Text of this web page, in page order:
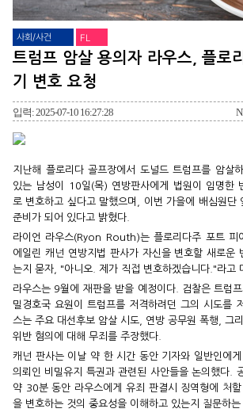
사회/사건 FL
트럼프 암살 용의자 라우스, 플로
기 변호 요청
입력: 2025-07-10 16:27:28
지난해 플로리다 골프장에서 도널드 트럼프를 암살
있는 남성이 10일(목) 연방판사에게 법원이 임명한
로 변호하고 싶다고 말했으며, 이번 가을에 배심원단
준비가 되어 있다고 밝혔다.
라이언 라우스(Ryon Routh)는 플로리다주 포트 피
에일린 캐넌 연방지법 판사가 자신을 변호할 새로운
는지 묻자, "아니오. 제가 직접 변호하겠습니다."라고
라우스는 9월에 재판을 받을 예정이다. 검찰은 트럼
밀경호국 요원이 트럼프를 저격하려던 그의 시도를
스는 주요 대선후보 암살 시도, 연방 공무원 폭행, 그
위반 혐의에 대해 무죄를 주장했다.
캐넌 판사는 이날 약 한 시간 동안 기자와 일반인에
의뢰인 비밀유지 특권과 관련된 사안들을 논의했다.
약 30분 동안 라우스에게 유죄 판결시 징역형에 처
을 변호하는 것의 중요성을 이해하고 있는지 질문하는